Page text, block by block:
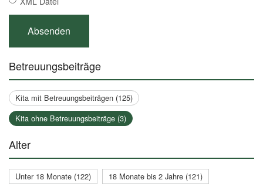
Betreuungsbeiträge
Kita mit Betreuungsbeiträgen (125)
Kita ohne Betreuungsbeiträge (3)
Alter
Unter 18 Monate (122)
18 Monate bis 2 Jahre (121)